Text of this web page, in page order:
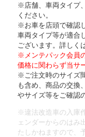
※店舗、車両タイプ
ください。
※お車を店頭で確認
車両タイプ等が適合
ございます。詳しく
※メンテパック会員
価格に関わらず当サ
※ご注文時のサイズ
も含め、商品の交換
やサイズ等をご確認
※違法改造車の入庫
ェンダーからのはみ
たしかねますので、